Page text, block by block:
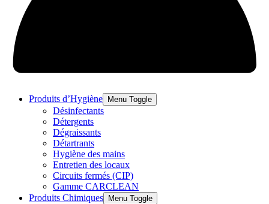
Produits d’Hygiène Menu Toggle
Désinfectants
Détergents
Dégraissants
Détartrants
Hygiène des mains
Entretien des locaux
Circuits fermés (CIP)
Gamme CARCLEAN
Produits Chimiques
Menu Toggle